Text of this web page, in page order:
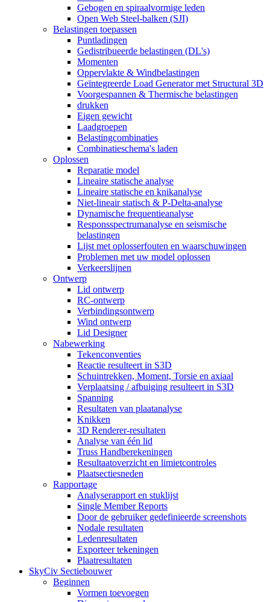
Gebogen en spiraalvormige leden
Open Web Steel-balken (SJI)
Belastingen toepassen
Puntladingen
Gedistribueerde belastingen (DL's)
Momenten
Oppervlakte & Windbelastingen
Geïntegreerde Load Generator met Structural 3D
Voorgespannen & Thermische belastingen
drukken
Eigen gewicht
Laadgroepen
Belastingcombinaties
Combinatieschema's laden
Oplossen
Reparatie model
Lineaire statische analyse
Lineaire statische en knikanalyse
Niet-lineair statisch & P-Delta-analyse
Dynamische frequentieanalyse
Responsspectrumanalyse en seismische
belastingen
Lijst met oplosserfouten en waarschuwingen
Problemen met uw model oplossen
Verkeerslijnen
Ontwerp
Lid ontwerp
RC-ontwerp
Verbindingsontwerp
Wind ontwerp
Lid Designer
Nabewerking
Tekenconventies
Reactie resulteert in S3D
Schuintrekken, Moment, Torsie en axiaal
Verplaatsing / afbuiging resulteert in S3D
Spanning
Resultaten van plaatanalyse
Knikken
3D Renderer-resultaten
Analyse van één lid
Truss Handberekeningen
Resultaatoverzicht en limietcontroles
Plaatsectiesneden
Rapportage
Analyserapport en stuklijst
Single Member Reports
Door de gebruiker gedefinieerde screenshots
Nodale resultaten
Ledenresultaten
Exporteer tekeningen
Plaatresultaten
SkyCiv Sectiebouwer
Beginnen
Vormen toevoegen